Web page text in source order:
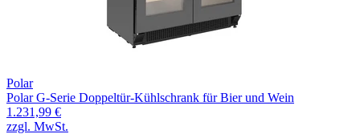
Polar
Polar G-Serie Doppeltür-Kühlschrank für Bier und Wein
1.231,99 €
zzgl. MwSt.